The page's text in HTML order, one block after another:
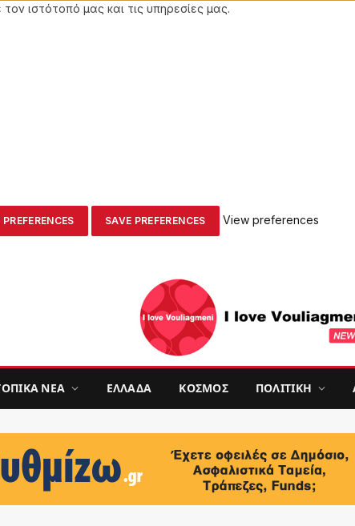
ιστότοπό μας και τις υπηρεσίες μας.
SAVE PREFERENCES
View preferences
ΝΕΑ ΕΛΛΑΔΑ ΚΟΣΜΟΣ ΠΟΛΙΤΙΚΗ